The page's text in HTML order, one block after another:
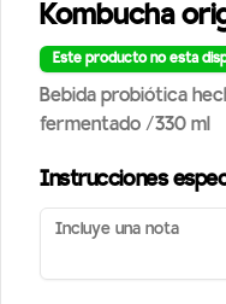
Redes sociales
Instagram
Facebook
Mi cuenta
Pedir
Iniciar sesión
Kombucha
Este producto no esta
Bebida probiótica
fermentado /330 ml
Instrucciones